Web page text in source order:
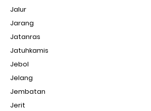
Jalur
Jarang
Jatanras
Jatuhkamis
Jebol
Jelang
Jembatan
Jerit